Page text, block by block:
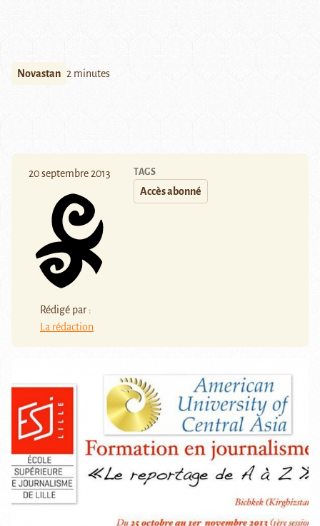
Novastan 2 minutes
20 septembre 2013
Rédigé par :
La rédaction
TAGS
Accès abonné